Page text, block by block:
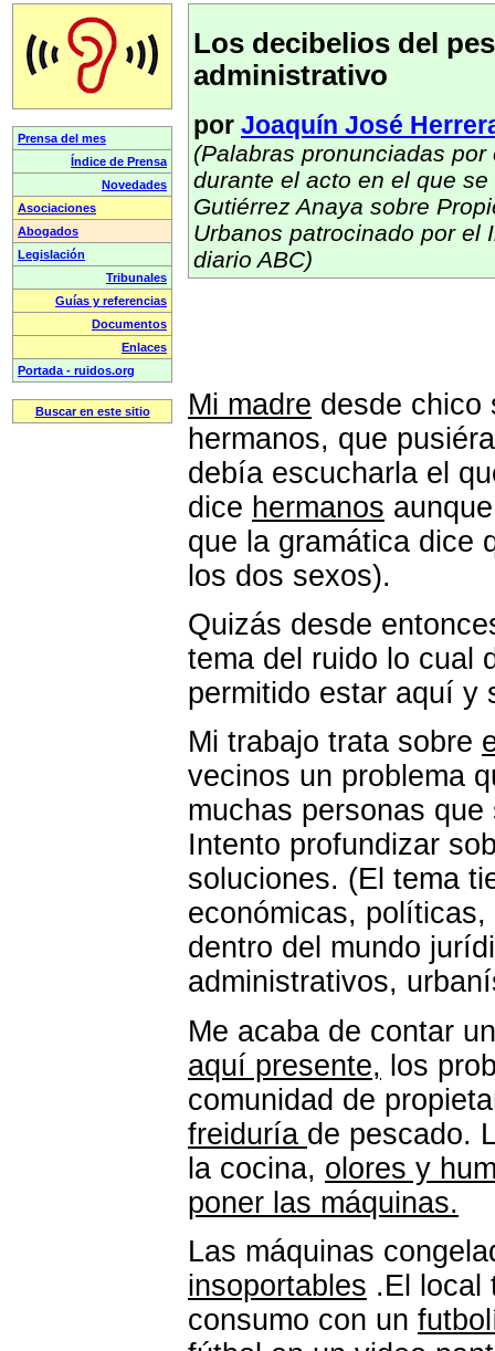
Los decibelios del
administrativo
por Joaquín José
(Palabras pronunciadas
durante el acto en el que
Gutiérrez Anaya sobre
Urbanos patrocinado por el
diario ABC)
Mi madre desde chico
hermanos, que
debía escucharla el
dice hermanos
que la gramática dice
los dos sexos).
Quizás desde
tema del ruido lo cual
permitido estar aquí y
Mi trabajo trata sobre
vecinos un problema
muchas personas
Intento profundizar
soluciones. (El tema
económicas,
dentro del mundo
administrativos,
Me acaba de contar
aquí presente, los
comunidad de
freiduría de pescado.
la cocina, olores y
poner las máquinas.
Las máquinas
insoportables .El local
consumo con un